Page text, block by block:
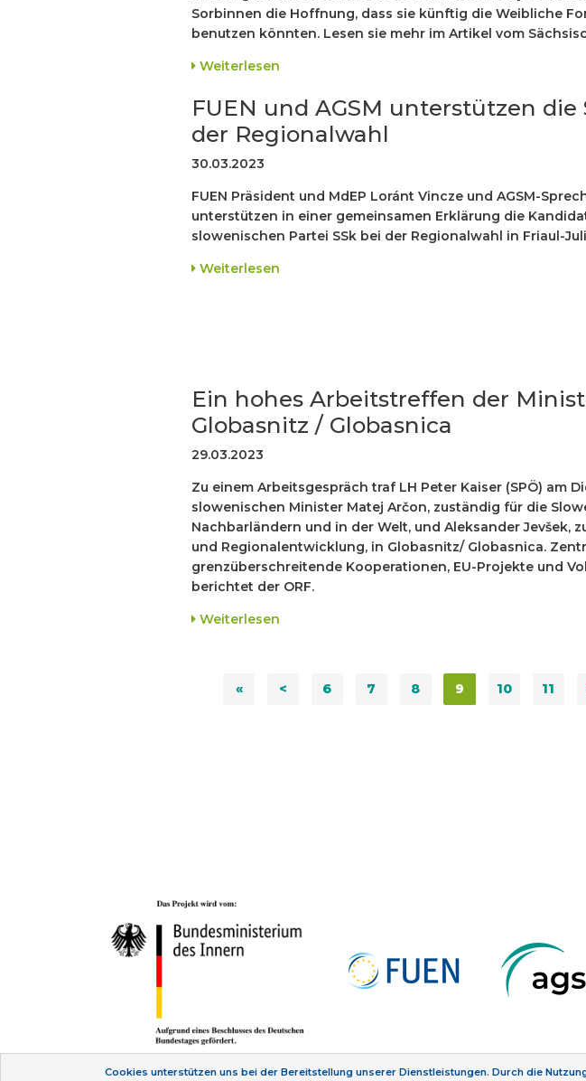
Sorbinnen die Hoffnung, dass sie künftig die Weibliche
benutzen könnten. Lesen sie mehr im Artikel vom
Weiterlesen
FUEN und AGSM unterstützen die
der Regionalwahl
30.03.2023
FUEN Präsident und MdEP Loránt Vincze und AGSM-
unterstützen in einer gemeinsamen Erklärung die
slowenischen Partei SSk bei der Regionalwahl in Friaul-
Weiterlesen
Ein hohes Arbeitstreffen der
Globasnitz / Globasnica
29.03.2023
Zu einem Arbeitsgespräch traf LH Peter Kaiser (SPÖ) am
slowenischen Minister Matej Arčon, zuständig für die
Nachbarländern und in der Welt, und Aleksander Jevšek,
und Regionalentwicklung, in Globasnitz/ Globasnica.
grenzüberschreitende Kooperationen, EU-Projekte und
berichtet der ORF.
Weiterlesen
« < 6 7 8 9 10 11
Cookies unterstützen uns bei der Bereitstellung unserer Dienstleistungen. Durch die